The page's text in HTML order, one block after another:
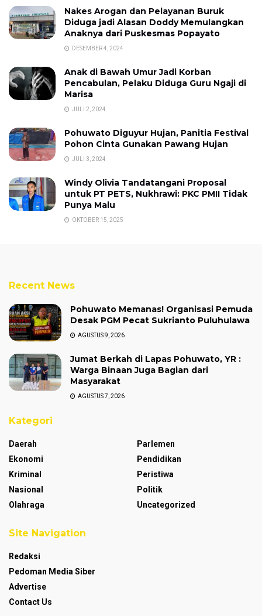
Nakes Arogan dan Pelayanan Buruk
Diduga jadi Alasan Doddy Memulangkan
Anaknya dari Puskesmas Popayato
DESEMBER 4, 2024
Anak di Bawah Umur Jadi Korban
Pencabulan, Pelaku Diduga Guru Ngaji di
Marisa
JULI 2, 2024
Pohuwato Diguyur Hujan, Panitia Festival
Pohon Cinta Gunakan Pawang Hujan
JULI 3, 2024
Windy Olivia Tandatangani Proposal
untuk PT PETS, Nukhrawi: PKC PMII Tidak
Punya Malu
OKTOBER 15, 2025
Recent News
Pohuwato Memanas! Organisasi Pemuda
Desak PGM Pecat Sukrianto Puluhulawa
AGUSTUS 9, 2026
Jumat Berkah di Lapas Pohuwato, YR :
Warga Binaan Juga Bagian dari
Masyarakat
AGUSTUS 7, 2026
Kategori
Daerah
Ekonomi
Kriminal
Nasional
Olahraga
Parlemen
Pendidikan
Peristiwa
Politik
Uncategorized
Site Navigation
Redaksi
Pedoman Media Siber
Advertise
Contact Us